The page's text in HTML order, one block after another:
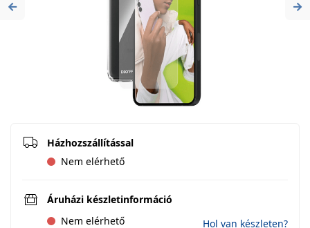
Previous
Házhozszállítással
Nem elérhető
Áruházi készletinformáció
Nem elérhető
Hol van készleten?